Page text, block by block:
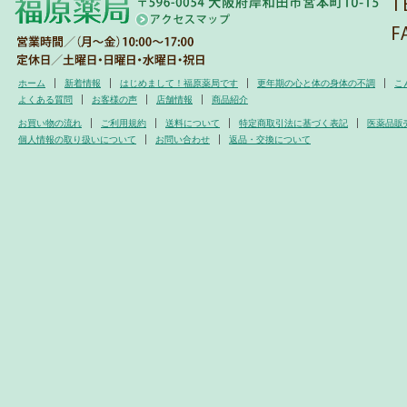
ホーム 新着情報 はじめまして！福原薬局です 更年期の心と体の身体の不調
こ
よくある質問
お客様の声 店舗情報 商品紹介
お買い物の流れ ご利用規約 送料について 特定商取引法に基づく表記
医薬品販
個人情報の取り扱いについて
お問い合わせ 返品・交換について